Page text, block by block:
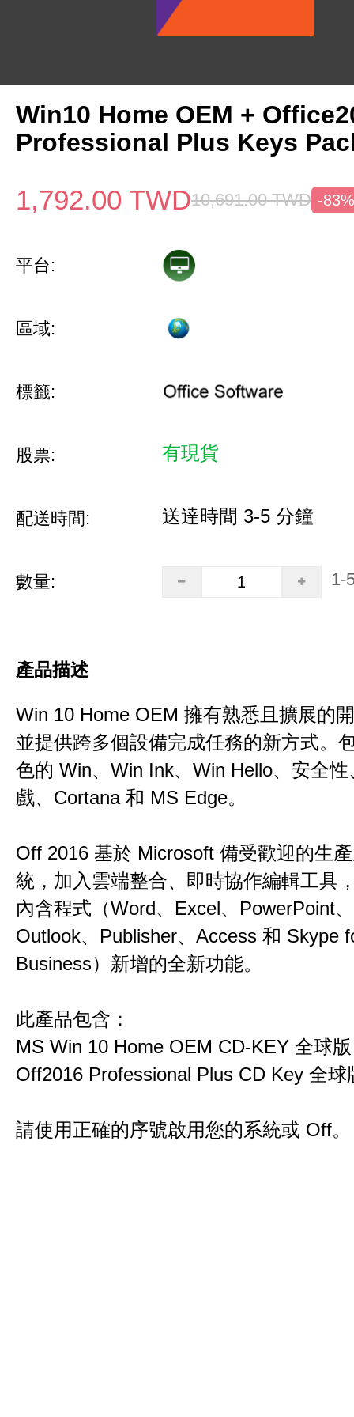
Win10 Home OEM +
Professional Plus Keys
1,792.00 TWD10,691.00 TWD -83%
平台:
區域:
標籤:
股票: 有現貨
配送時間: 送達時間 3-5 分鐘
數量: 1-
產品描述
Win 10 Home OEM 擁有熟悉且擴展的
並提供跨多個設備完成任務的新方式。
色的 Win、Win Ink、Win Hello、安全
戲、Cortana 和 MS Edge。
Off 2016 基於 Microsoft 備受歡迎的生
統，加入雲端整合、即時協作編輯工具
內含程式（Word、Excel、PowerPoint
Outlook、Publisher、Access 和 Skype
Business）新增的全新功能。
此產品包含：
MS Win 10 Home OEM CD-KEY 全球
Off2016 Professional Plus CD Key 全球
請使用正確的序號啟用您的系統或 Off。